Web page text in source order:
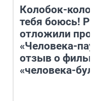
Колобок-
тебя боюсь!
отложили
«Человека-
отзыв о
«человека-